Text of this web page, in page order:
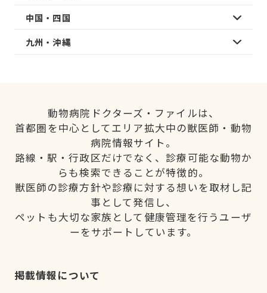
中国・四国
九州・沖縄
動物病院ドクターズ・ファイルは、
首都圏を中心としてエリア拡大中の獣医師・動物
病院情報サイト。
路線・駅・行政区だけでなく、診療可能な動物か
らも検索できることが特徴的。
獣医師の診療方針や診療に対する想いを取材し記
事として発信し、
ペットも大切な家族として健康管理を行うユーザ
ーをサポートしています。
掲載情報について